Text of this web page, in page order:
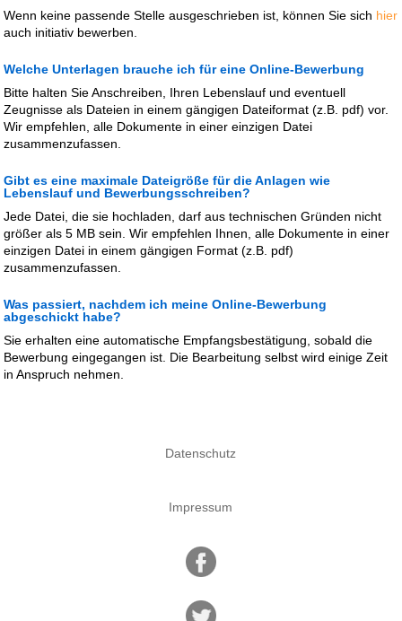
Wenn keine passende Stelle ausgeschrieben ist, können Sie sich hier
auch initiativ bewerben.
Welche Unterlagen brauche ich für eine Online-Bewerbung
Bitte halten Sie Anschreiben, Ihren Lebenslauf und eventuell
Zeugnisse als Dateien in einem gängigen Dateiformat (z.B. pdf) vor.
Wir empfehlen, alle Dokumente in einer einzigen Datei
zusammenzufassen.
Gibt es eine maximale Dateigröße für die Anlagen wie
Lebenslauf und Bewerbungsschreiben?
Jede Datei, die sie hochladen, darf aus technischen Gründen nicht
größer als 5 MB sein. Wir empfehlen Ihnen, alle Dokumente in einer
einzigen Datei in einem gängigen Format (z.B. pdf)
zusammenzufassen.
Was passiert, nachdem ich meine Online-Bewerbung
abgeschickt habe?
Sie erhalten eine automatische Empfangsbestätigung, sobald die
Bewerbung eingegangen ist. Die Bearbeitung selbst wird einige Zeit
in Anspruch nehmen.
Datenschutz
Impressum